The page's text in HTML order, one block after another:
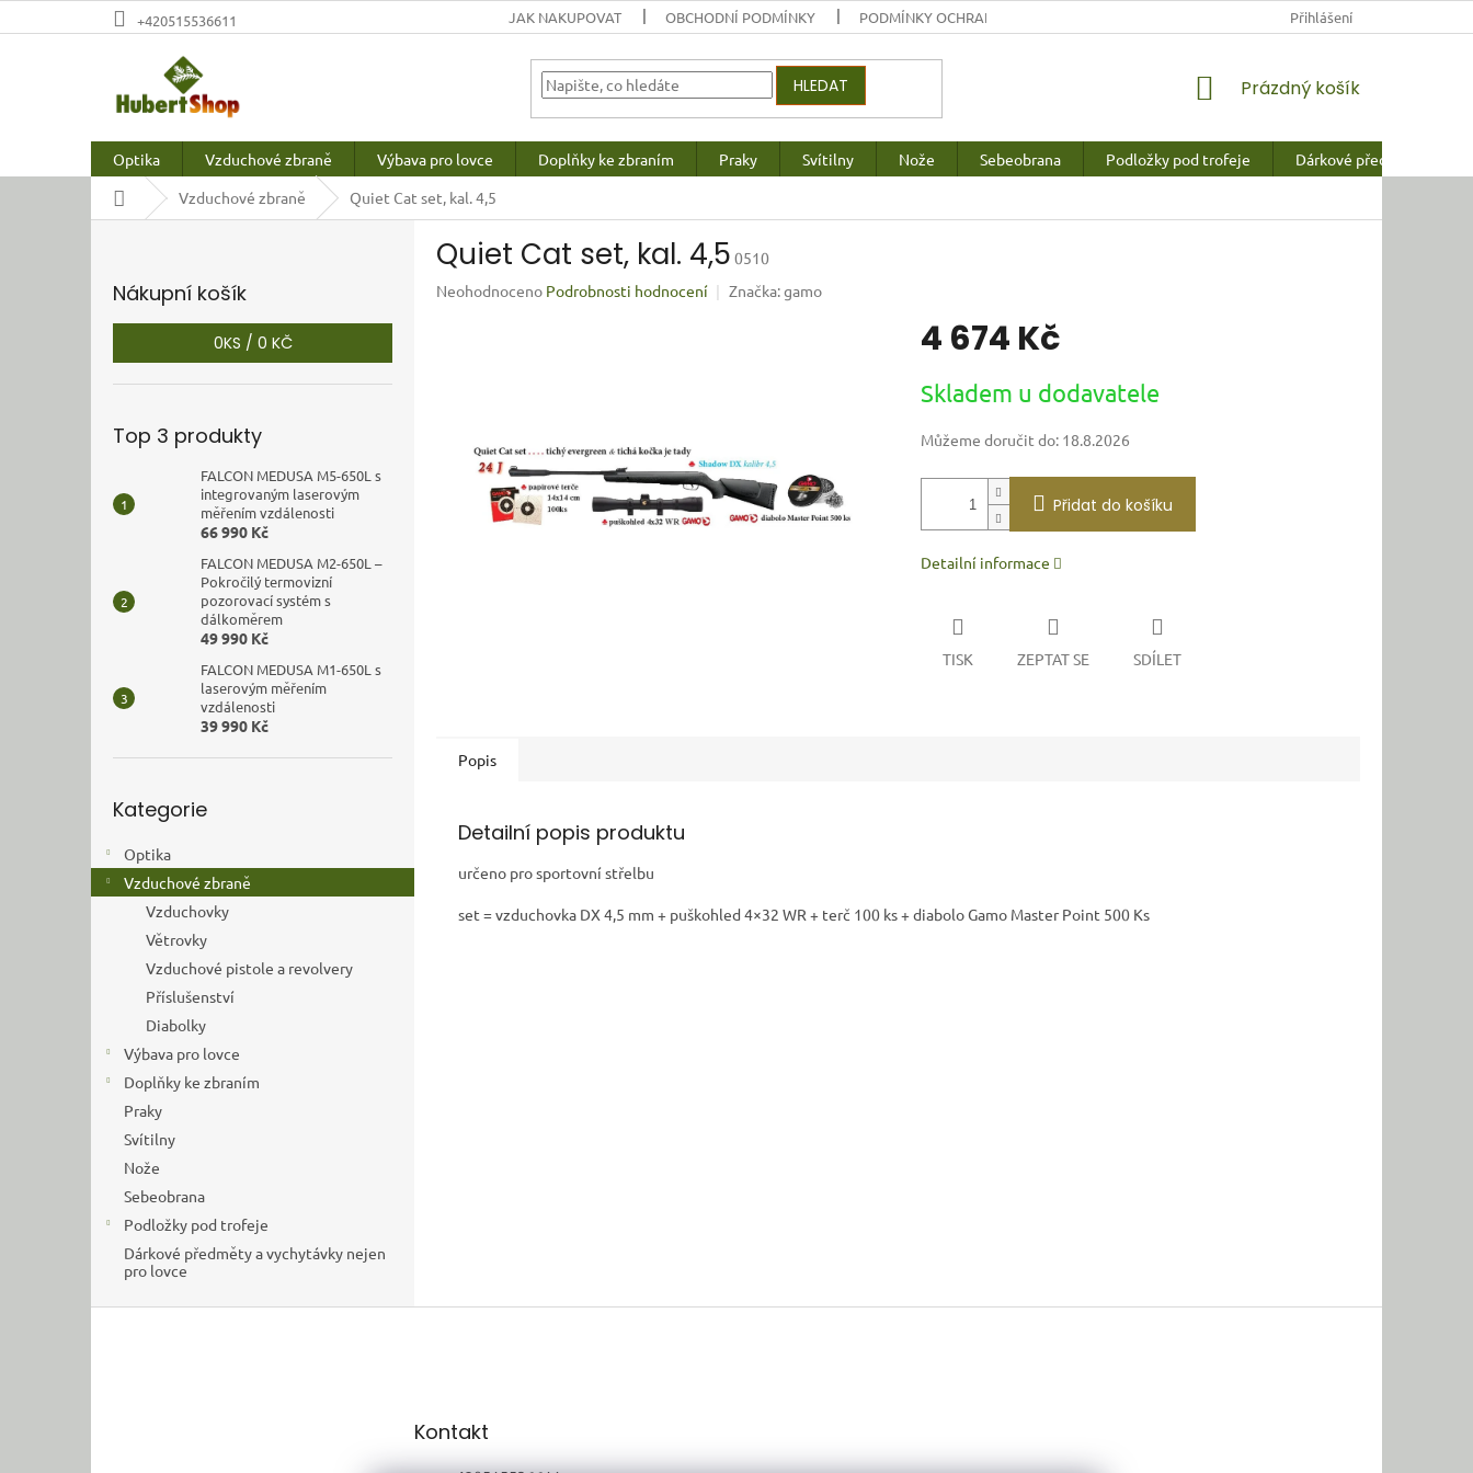
na
+420515536611 JAK NAKUPOVAT OBCHODNÍ PODMÍNKY PODMÍNKY OCHRANY OSOBNÍCH ÚDAJŮ Přihlášení
HLEDAT
NÁKUPNÍ
Prázdný košík
Optika Vzduchové zbraně Výbava pro lovce Doplňky ke zbraním Praky Svítilny Nože Sebeobrana Podložky pod trofeje
Dárkové předměty a
Domů Vzduchové zbraně Quiet Cat set, kal. 4,5
Nákupní košík
0KS / 0 KČ
Top 3 produkty
FALCON MEDUSA M5-650L s
integrovaným laserovým
měřením vzdálenosti
66 990 Kč
FALCON MEDUSA M2-650L –
Pokročilý termovizní
pozorovací systém s
dálkoměrem
49 990 Kč
FALCON MEDUSA M1-650L s
laserovým měřením
vzdálenosti
39 990 Kč
kategorie
Kategorie
Optika
Vzduchové zbraně
Vzduchovky
Větrovky
Vzduchové pistole a revolvery
Příslušenství
Diabolky
Výbava pro lovce
Doplňky ke zbraním
Praky
Svítilny
Nože
Sebeobrana
Podložky pod trofeje
Dárkové předměty a vychytávky nejen
pro lovce
Quiet Cat set, kal. 4,5 0510
Průměrné
Neohodnoceno Podrobnosti hodnocení Značka:gamo
4 674 Kč
cena:
Skladem u dodavatele
Můžeme doručit do: 18.8.2026
Přidat do košíku
Detailní informace
TISK ZEPTAT SE SDÍLET
Popis
Detailní popis produktu
určeno pro sportovní střelbu
set = vzduchovka DX 4,5 mm + puškohled 4×32 WR + terč 100 ks + diabolo Gamo Master Point 500 Ks
Kontakt